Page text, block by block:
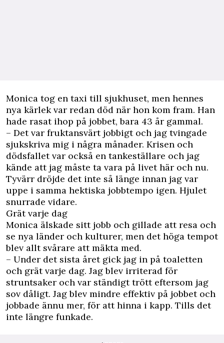
Monica tog en taxi till sjukhuset, men hennes
nya kärlek var redan död när hon kom fram. Han
hade rasat ihop på jobbet, bara 43 år gammal.
– Det var fruktansvärt jobbigt och jag tvingade
sjukskriva mig i några månader. Krisen och
dödsfallet var också en tankeställare och jag
kände att jag måste ta vara på livet här och nu.
Tyvärr dröjde det inte så länge innan jag var
uppe i samma hektiska jobbtempo igen. Hjulet
snurrade vidare.
Grät varje dag
Monica älskade sitt jobb och gillade att resa och
se nya länder och kulturer, men det höga tempot
blev allt svårare att mäkta med.
– Under det sista året gick jag in på toaletten
och grät varje dag. Jag blev irriterad för
struntsaker och var ständigt trött eftersom jag
sov dåligt. Jag blev mindre effektiv på jobbet och
jobbade ännu mer, för att hinna i kapp. Tills det
inte längre funkade.